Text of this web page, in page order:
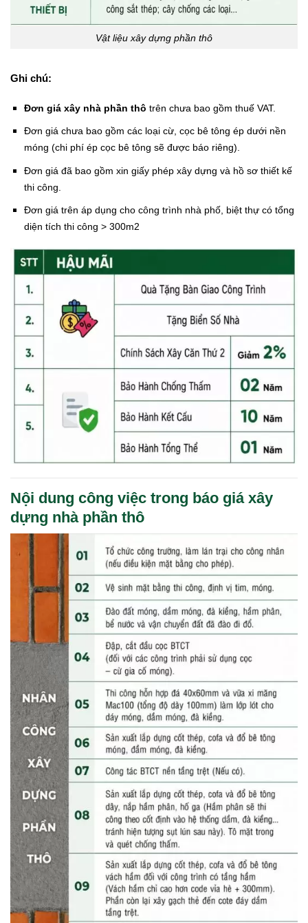
Vật liệu xây dựng phần thô
Ghi chú:
Đơn giá xây nhà phần thô trên chưa bao gồm thuế VAT.
Đơn giá chưa bao gồm các loại cừ, cọc bê tông ép dưới nền
móng (chi phí ép cọc bê tông sẽ được báo riêng).
Đơn giá đã bao gồm xin giấy phép xây dựng và hồ sơ thiết kế
thi công.
Đơn giá trên áp dụng cho công trình nhà phố, biệt thự có tổng
diện tích thi công > 300m2
Nội dung công việc trong báo giá xây
dựng nhà phần thô